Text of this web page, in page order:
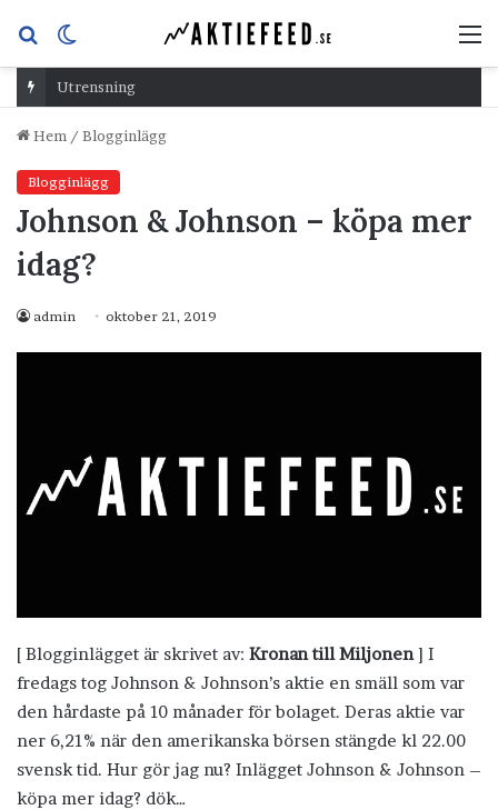
Sök
efterskin
Utrensning
Hem / Blogginlägg
Blogginlägg
Johnson & Johnson – köpa mer
idag?
admin oktober 21, 2019
[ Blogginlägget är skrivet av: Kronan till Miljonen] I
fredags tog Johnson & Johnson’s aktie en smäll som var
den hårdaste på 10 månader för bolaget. Deras aktie var
ner 6,21% när den amerikanska börsen stängde kl 22.00
svensk tid. Hur gör jag nu? Inlägget Johnson & Johnson –
köpa mer idag? dök…